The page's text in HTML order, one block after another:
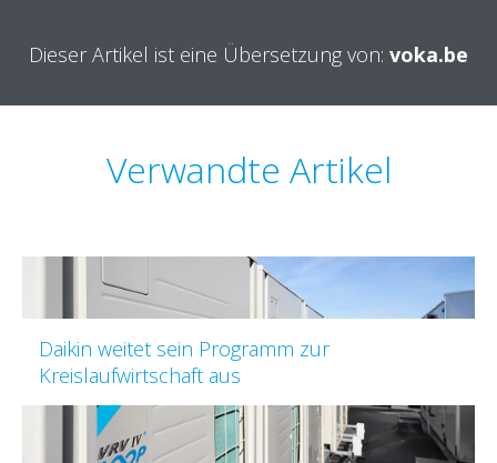
Dieser Artikel ist eine Übersetzung von: voka.be
Verwandte Artikel
Daikin weitet sein Programm zur
Kreislaufwirtschaft aus